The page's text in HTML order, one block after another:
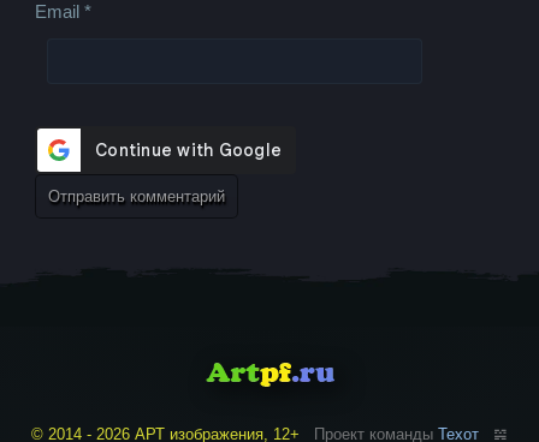
Email*
© 2014 - 2026 АРТ изображения, 12+ Проект команды Техот 𝌴